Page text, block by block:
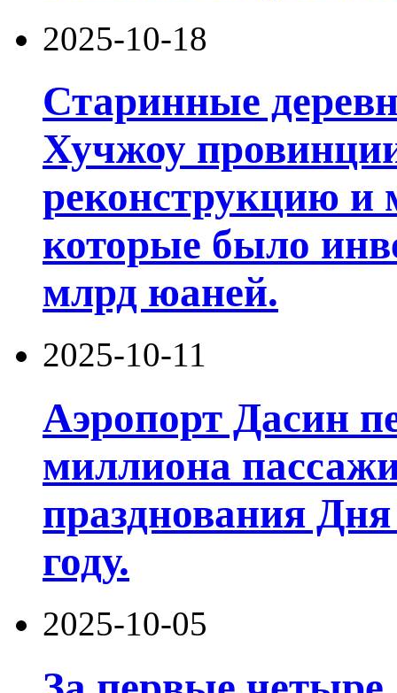
2025-10-18
Старинные
Хучжоу
реконструкцию и
которые было
млрд юаней.
2025-10-11
Аэропорт Дасин
миллиона
празднования
году.
2025-10-05